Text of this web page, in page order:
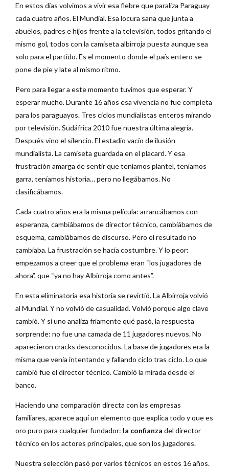
En estos días volvimos a vivir esa fiebre que paraliza Paraguay
cada cuatro años. El Mundial. Esa locura sana que junta a
abuelos, padres e hijos frente a la televisión, todos gritando el
mismo gol, todos con la camiseta albirroja puesta aunque sea
solo para el partido. Es el momento donde el país entero se
pone de pie y late al mismo ritmo.
Pero para llegar a este momento tuvimos que esperar. Y
esperar mucho. Durante 16 años esa vivencia no fue completa
para los paraguayos. Tres ciclos mundialistas enteros mirando
por televisión. Sudáfrica 2010 fue nuestra última alegría.
Después vino el silencio. El estadio vacío de ilusión
mundialista. La camiseta guardada en el placard. Y esa
frustración amarga de sentir que teníamos plantel, teníamos
garra, teníamos historia… pero no llegábamos. No
clasificábamos.
Cada cuatro años era la misma película: arrancábamos con
esperanza, cambiábamos de director técnico, cambiábamos de
esquema, cambiábamos de discurso. Pero el resultado no
cambiaba. La frustración se hacía costumbre. Y lo peor:
empezamos a creer que el problema eran “los jugadores de
ahora”, que “ya no hay Albirroja como antes”.
En esta eliminatoria esa historia se revirtió. La Albirroja volvió
al Mundial. Y no volvió de casualidad. Volvió porque algo clave
cambió. Y si uno analiza fríamente qué pasó, la respuesta
sorprende: no fue una camada de 11 jugadores nuevos. No
aparecieron cracks desconocidos. La base de jugadores era la
misma que venía intentando y fallando ciclo tras ciclo. Lo que
cambió fue el director técnico. Cambió la mirada desde el
banco.
Haciendo una comparación directa con las empresas
familiares, aparece aquí un elemento que explica todo y que es
oro puro para cualquier fundador: la confianza del director
técnico en los actores principales, que son los jugadores.
Nuestra selección pasó por varios técnicos en estos 16 años.